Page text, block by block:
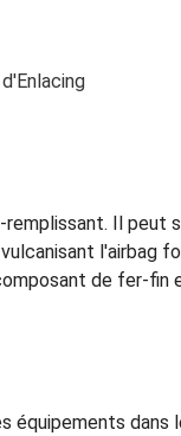
Il
l'airbag
de fer-
équipements